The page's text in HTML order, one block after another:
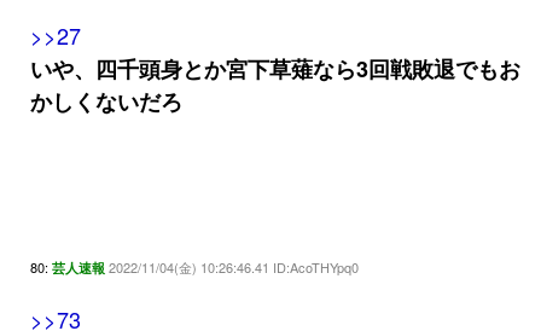
>>27
いや、四千頭身とか宮下草薙なら3回戦敗退でもお
かしくないだろ
80: 芸人速報 2022/11/04(金) 10:26:46.41 ID:AcoTHYpq0
>>73